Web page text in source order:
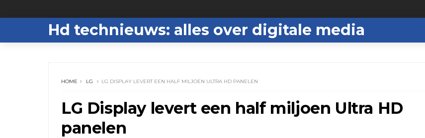
Hd technieuws: alles over digitale media
HOME LG LG DISPLAY LEVERT EEN HALF MILJOEN ULTRA HD PANELEN
LG Display levert een half miljoen Ultra HD
panelen